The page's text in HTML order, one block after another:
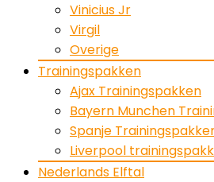
Vinicius Jr
Virgil
Overige
Trainingspakken
Ajax Trainingspakken
Bayern Munchen
Spanje
Liverpool
Nederlands Elftal